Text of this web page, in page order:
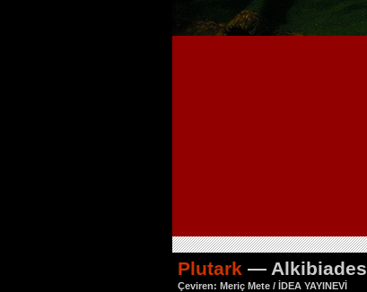
Plutark — Alkibiades
Çeviren: Meriç Mete / İDEA YAYINEVİ